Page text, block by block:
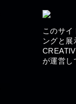
このサイ
ングと展
が運営し